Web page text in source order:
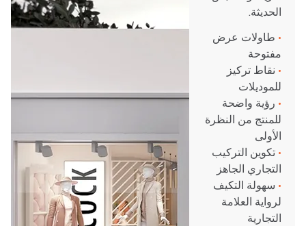
الحديثة.
• طاولات عرض
مفتوحة
• نقاط تركيز
للموديلات
• رؤية واضحة
للمنتج من النظرة
الأولى
• تكوين التركيب
التجاري الجاهز
• سهولة التكيف
لرواية العلامة
التجارية